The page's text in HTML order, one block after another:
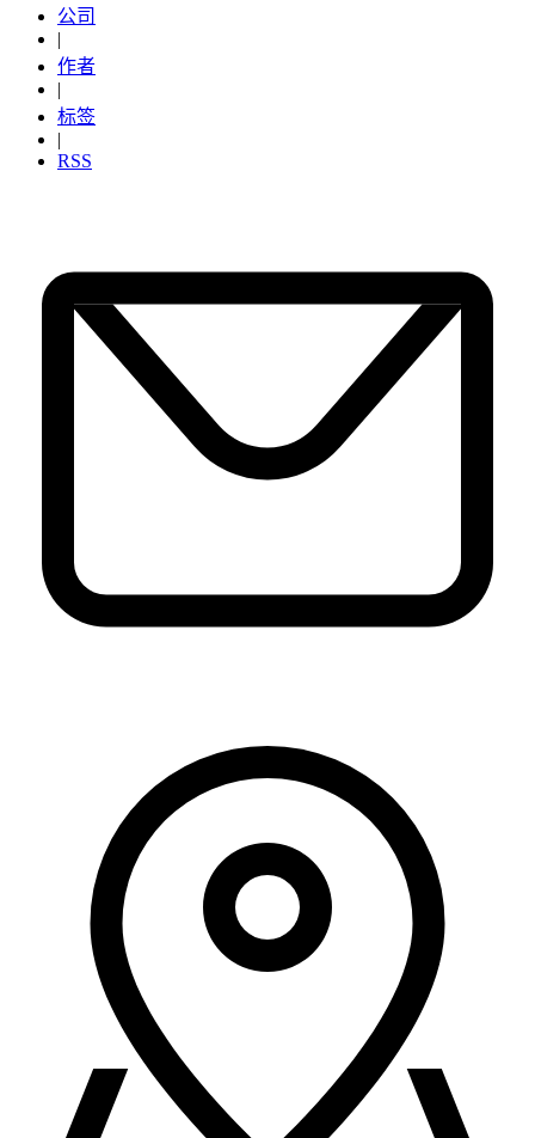
公司
|
作者
|
标签
|
RSS